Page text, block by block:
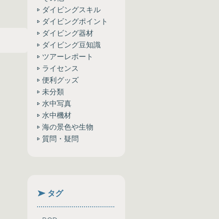
ダイビングスキル
ダイビングポイント
ダイビング器材
ダイビング豆知識
ツアーレポート
ライセンス
便利グッズ
未分類
水中写真
水中機材
海の景色や生物
質問・疑問
タグ